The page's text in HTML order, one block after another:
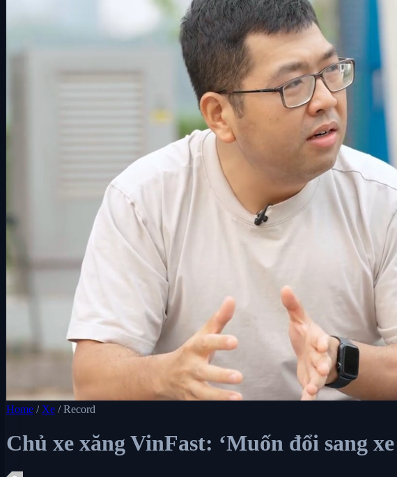
Home / Xe / Record
Chủ xe xăng VinFast: ‘Muốn đổi sang